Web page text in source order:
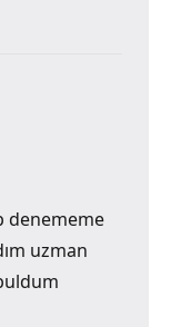
denememe
uzman